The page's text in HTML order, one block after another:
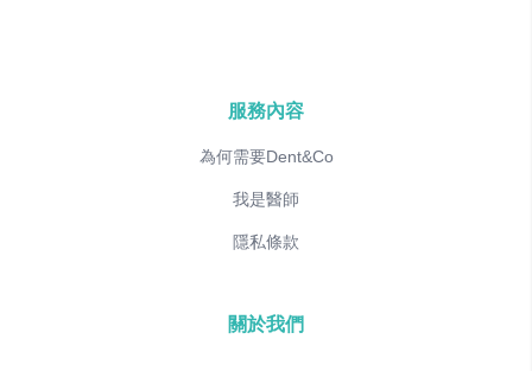
服務內容
為何需要Dent&Co
我是醫師
隱私條款
關於我們